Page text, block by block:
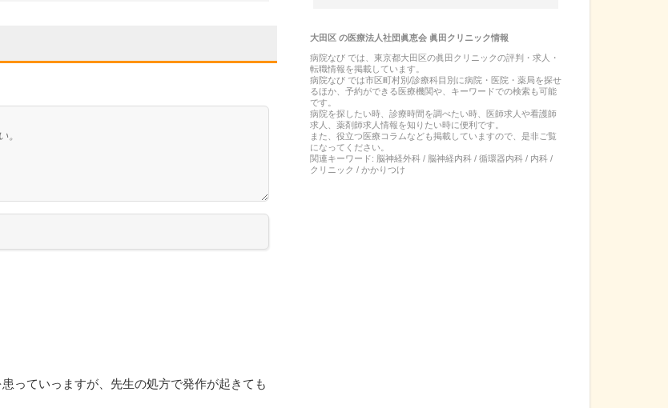
っていっますが、先生の処方で発作が起きても
大田区の医療法人社団眞恵会 眞田クリニック情報
病院なび では、 東京都大田区の眞田クリニックの評判・求人・
転職情報を掲載しています。
病院なび では市区町村別/診療科目別に病院・医院・薬局を探せ
るほか、予約ができる医療機関や、キーワードでの検索も可能
です。
病院を探したい時、診療時間を調べたい時、医師求人や看護師
求人、薬剤師求人情報を知りたい時に便利です。
また、役立つ医療コラムなども掲載していますので、是非ご覧
になってください。
関連キーワード: 脳神経外科 / 脳神経内科 / 循環器内科 / 内科 /
クリニック / かかりつけ